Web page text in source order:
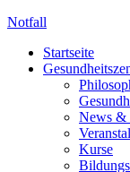
Notfall
Startseite
News &
Kurse